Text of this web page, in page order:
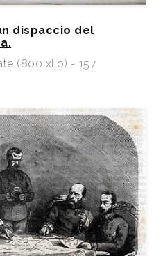
dispaccio del
(800 xilo) - 157